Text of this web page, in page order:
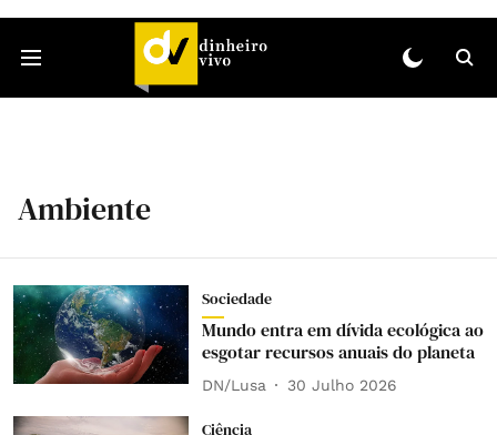
Ambiente
Sociedade
Mundo entra em dívida ecológica ao
esgotar recursos anuais do planeta
DN/Lusa 30 Julho 2026
Ciência